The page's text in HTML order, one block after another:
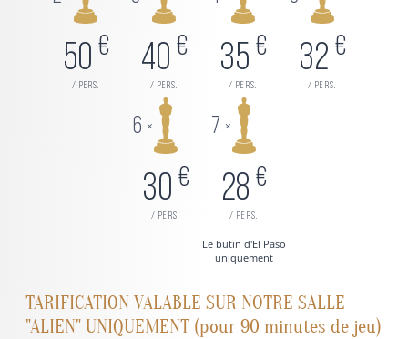
50 €
/ pers.
40 €
/ pers.
35 €
/ pers.
32 €
/ pers.
6 ×
30 €
/ pers.
7 ×
28 €
/ pers.
Le butin d'El Paso
uniquement
TARIFICATION VALABLE SUR NOTRE SALLE
"ALIEN" UNIQUEMENT (pour 90 minutes de jeu)